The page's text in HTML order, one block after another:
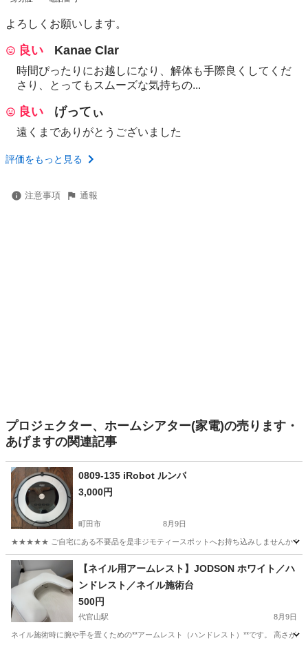
よろしくお願いします。
良い Kanae Clar
時間ぴったりにお越しになり、解体も手際良くしてくだ
さり、とってもスムーズな気持ちの...
良い げってぃ
遠くまでありがとうございました
評価をもっと見る
注意事項 通報
プロジェクター、ホームシアター(家電)の売ります・
あげますの関連記事
0809-135 iRobot ルンバ
3,000円
町田市 8月9日
★★★★★ ご自宅にある不要品を是非ジモティースポットへお持ち込みしませんか？
東京 町田市 生活家電 ルンバ
【ネイル用アームレスト】JODSON ホワイト／ハ
ンドレスト／ネイル施術台
500円
代官山駅 8月9日
ネイル施術時に腕や手を置くための**アームレスト（ハンドレスト）**です。 高さが